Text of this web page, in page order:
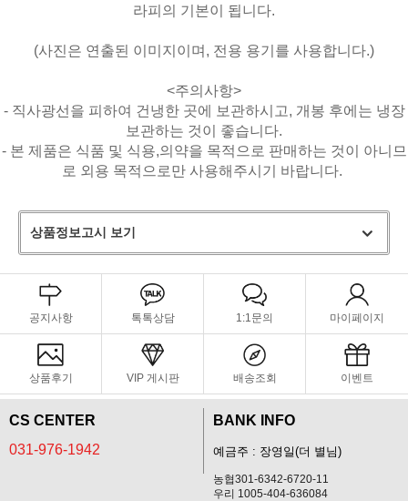
라피의 기본이 됩니다.
(사진은 연출된 이미지이며, 전용 용기를 사용합니다.)
<주의사항>
- 직사광선을 피하여 건냉한 곳에 보관하시고, 개봉 후에는 냉장
보관하는 것이 좋습니다.
- 본 제품은 식품 및 식용,의약을 목적으로 판매하는 것이 아니므
로 외용 목적으로만 사용해주시기 바랍니다.
상품정보고시 보기
공지사항 톡톡상담 1:1문의 마이페이지
상품후기 VIP 게시판 배송조회 이벤트
CS CENTER
031-976-1942
BANK INFO
예금주 : 장영일(더 별님)
농협301-6342-6720-11
우리 1005-404-636084